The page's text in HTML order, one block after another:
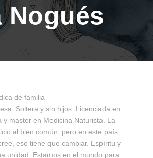
Nogués
de familia
Soltera y sin hijos. Licenciada en
y máster en Medicina Naturista. La
al bien común, pero en este país
eso tiene que cambiar. Espíritu y
unidad. Estamos en el mundo para